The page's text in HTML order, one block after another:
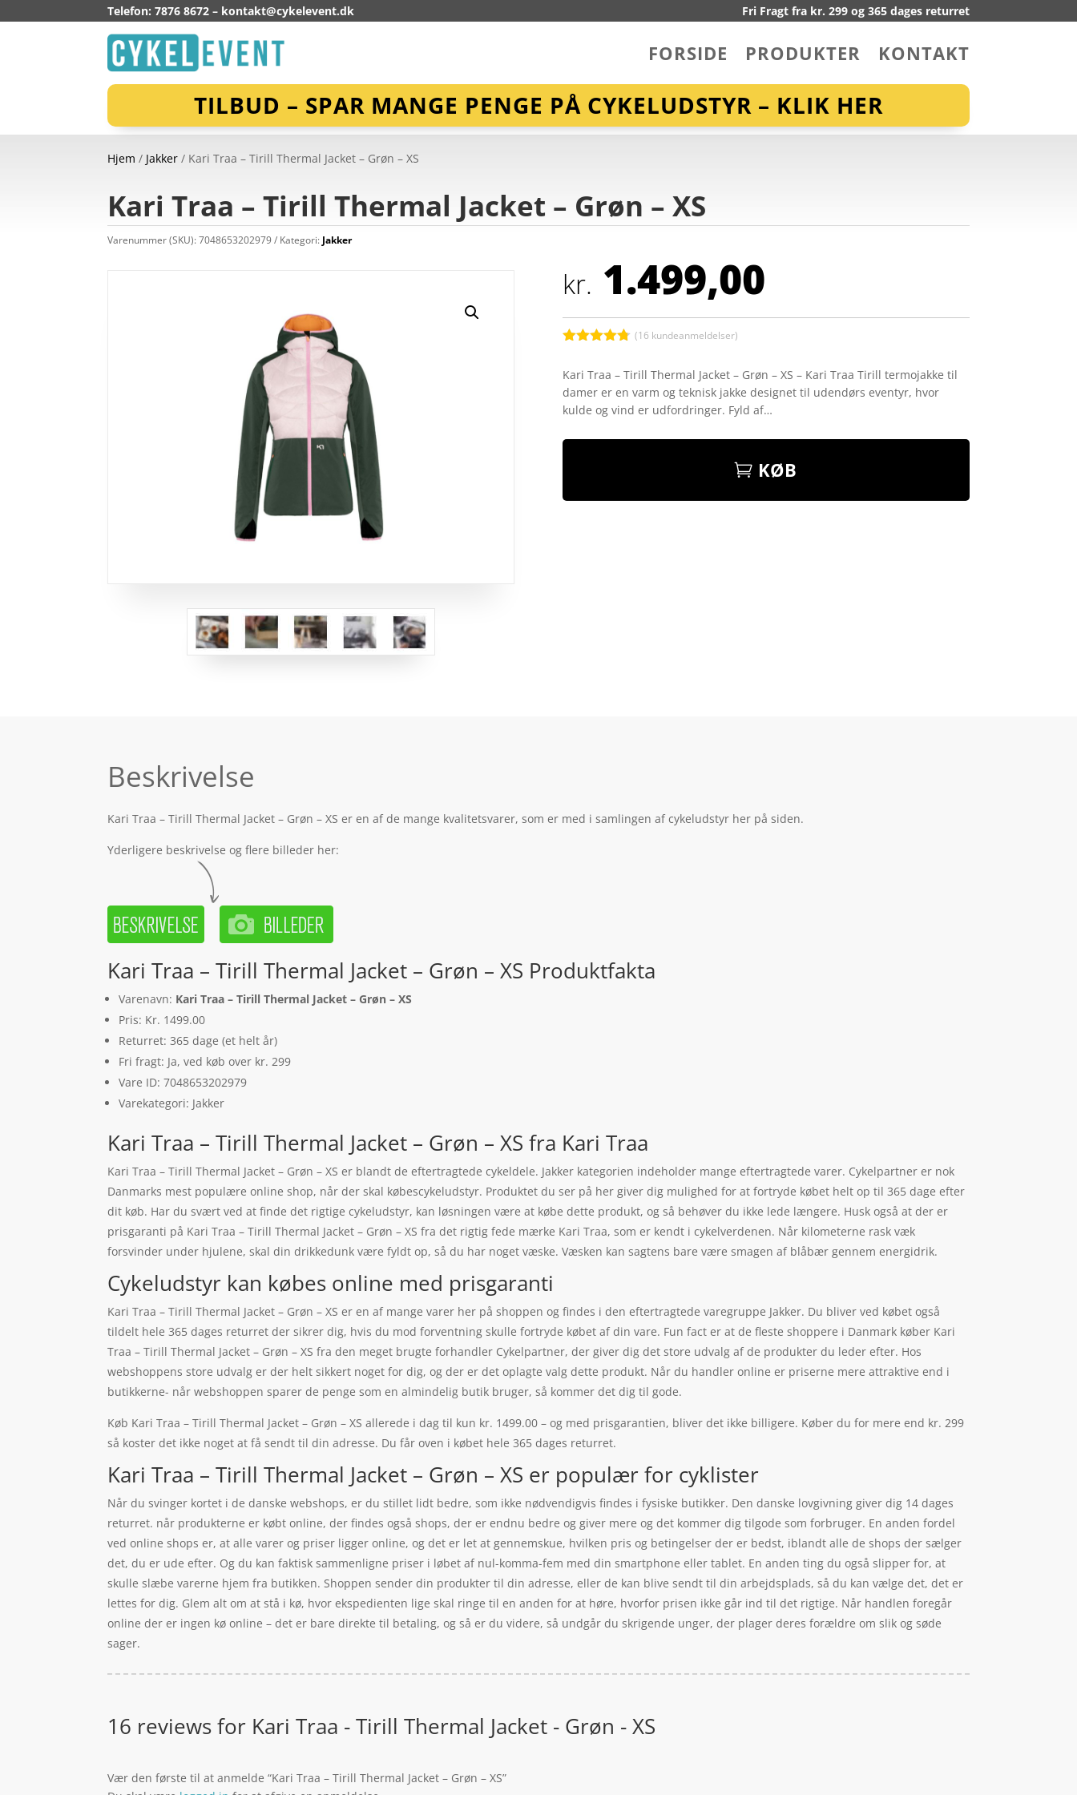
Telefon: 7876 8672 – kontakt@cykelevent.dk Fri Fragt fra kr. 299 og 365 dages returret
FORSIDE PRODUKTER KONTAKT
TILBUD – SPAR MANGE PENGE PÅ CYKELUDSTYR – KLIK HER
Hjem / Jakker / Kari Traa – Tirill Thermal Jacket – Grøn – XS
Kari Traa – Tirill Thermal Jacket – Grøn – XS
Varenummer (SKU):7048653202979 Kategori: Jakker
kr. 1.499,00
ud af 5
baseret på
kundebedø
mmelser
(16 kundeanmeldelser)
Kari Traa – Tirill Thermal Jacket – Grøn – XS – Kari Traa Tirill termojakke til
damer er en varm og teknisk jakke designet til udendørs eventyr, hvor
kulde og vind er udfordringer. Fyld af…
KØB
Beskrivelse
Kari Traa – Tirill Thermal Jacket – Grøn – XS er en af de mange kvalitetsvarer, som er med i samlingen af cykeludstyr her på siden.
Yderligere beskrivelse og flere billeder her:
Kari Traa – Tirill Thermal Jacket – Grøn – XS Produktfakta
Varenavn: Kari Traa – Tirill Thermal Jacket – Grøn – XS
Pris: Kr. 1499.00
Returret: 365 dage (et helt år)
Fri fragt: Ja, ved køb over kr. 299
Vare ID: 7048653202979
Varekategori: Jakker
Kari Traa – Tirill Thermal Jacket – Grøn – XS fra Kari Traa
Kari Traa – Tirill Thermal Jacket – Grøn – XS er blandt de eftertragtede cykeldele. Jakker kategorien indeholder mange eftertragtede varer. Cykelpartner er nok
Danmarks mest populære online shop, når der skal købescykeludstyr. Produktet du ser på her giver dig mulighed for at fortryde købet helt op til 365 dage efter
dit køb. Har du svært ved at finde det rigtige cykeludstyr, kan løsningen være at købe dette produkt, og så behøver du ikke lede længere. Husk også at der er
prisgaranti på Kari Traa – Tirill Thermal Jacket – Grøn – XS fra det rigtig fede mærke Kari Traa, som er kendt i cykelverdenen. Når kilometerne rask væk
forsvinder under hjulene, skal din drikkedunk være fyldt op, så du har noget væske. Væsken kan sagtens bare være smagen af blåbær gennem energidrik.
Cykeludstyr kan købes online med prisgaranti
Kari Traa – Tirill Thermal Jacket – Grøn – XS er en af mange varer her på shoppen og findes i den eftertragtede varegruppe Jakker. Du bliver ved købet også
tildelt hele 365 dages returret der sikrer dig, hvis du mod forventning skulle fortryde købet af din vare. Fun fact er at de fleste shoppere i Danmark køber Kari
Traa – Tirill Thermal Jacket – Grøn – XS fra den meget brugte forhandler Cykelpartner, der giver dig det store udvalg af de produkter du leder efter. Hos
webshoppens store udvalg er der helt sikkert noget for dig, og der er det oplagte valg dette produkt. Når du handler online er priserne mere attraktive end i
butikkerne- når webshoppen sparer de penge som en almindelig butik bruger, så kommer det dig til gode.
Køb Kari Traa – Tirill Thermal Jacket – Grøn – XS allerede i dag til kun kr. 1499.00 – og med prisgarantien, bliver det ikke billigere. Køber du for mere end kr. 299
så koster det ikke noget at få sendt til din adresse. Du får oven i købet hele 365 dages returret.
Kari Traa – Tirill Thermal Jacket – Grøn – XS er populær for cyklister
Når du svinger kortet i de danske webshops, er du stillet lidt bedre, som ikke nødvendigvis findes i fysiske butikker. Den danske lovgivning giver dig 14 dages
returret. når produkterne er købt online, der findes også shops, der er endnu bedre og giver mere og det kommer dig tilgode som forbruger. En anden fordel
ved online shops er, at alle varer og priser ligger online, og det er let at gennemskue, hvilken pris og betingelser der er bedst, iblandt alle de shops der sælger
det, du er ude efter. Og du kan faktisk sammenligne priser i løbet af nul-komma-fem med din smartphone eller tablet. En anden ting du også slipper for, at
skulle slæbe varerne hjem fra butikken. Shoppen sender din produkter til din adresse, eller de kan blive sendt til din arbejdsplads, så du kan vælge det, det er
lettes for dig. Glem alt om at stå i kø, hvor ekspedienten lige skal ringe til en anden for at høre, hvorfor prisen ikke går ind til det rigtige. Når handlen foregår
online der er ingen kø online – det er bare direkte til betaling, og så er du videre, så undgår du skrigende unger, der plager deres forældre om slik og søde
sager.
16 reviews for Kari Traa - Tirill Thermal Jacket - Grøn - XS
Vær den første til at anmelde “Kari Traa – Tirill Thermal Jacket – Grøn – XS”